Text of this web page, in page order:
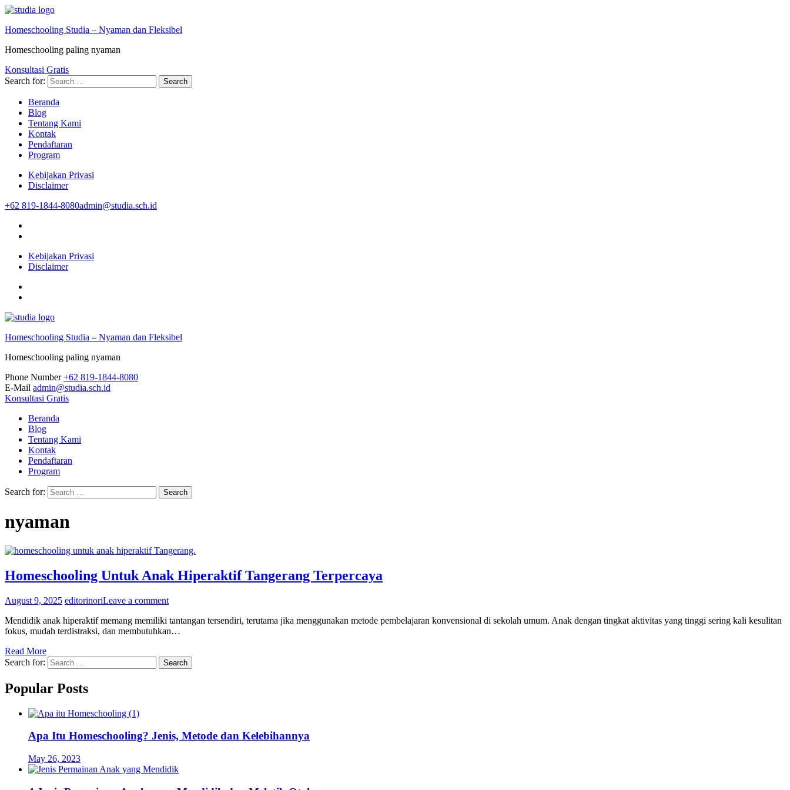
Homeschooling Studia – Nyaman dan Fleksibel
Homeschooling paling nyaman
Konsultasi Gratis
Search for:
Beranda
Blog
Tentang Kami
Kontak
Pendaftaran
Program
Kebijakan Privasi
Disclaimer
+62 819-1844-8080admin@studia.sch.id
Kebijakan Privasi
Disclaimer
Homeschooling Studia – Nyaman dan Fleksibel
Homeschooling paling nyaman
Phone Number +62 819-1844-8080
E-Mail admin@studia.sch.id
Konsultasi Gratis
Beranda
Blog
Tentang Kami
Kontak
Pendaftaran
Program
Search for:
nyaman
Homeschooling Untuk Anak Hiperaktif Tangerang Terpercaya
August 9, 2025 editorinoriLeave a comment
Mendidik anak hiperaktif memang memiliki tantangan tersendiri, terutama jika menggunakan metode pembelajaran konvensional di sekolah umum. Anak dengan tingkat aktivitas yang tinggi sering kali kesulitan
fokus, mudah terdistraksi, dan membutuhkan…
Read More
Search for:
Popular Posts
Apa Itu Homeschooling? Jenis, Metode dan Kelebihannya
May 26, 2023